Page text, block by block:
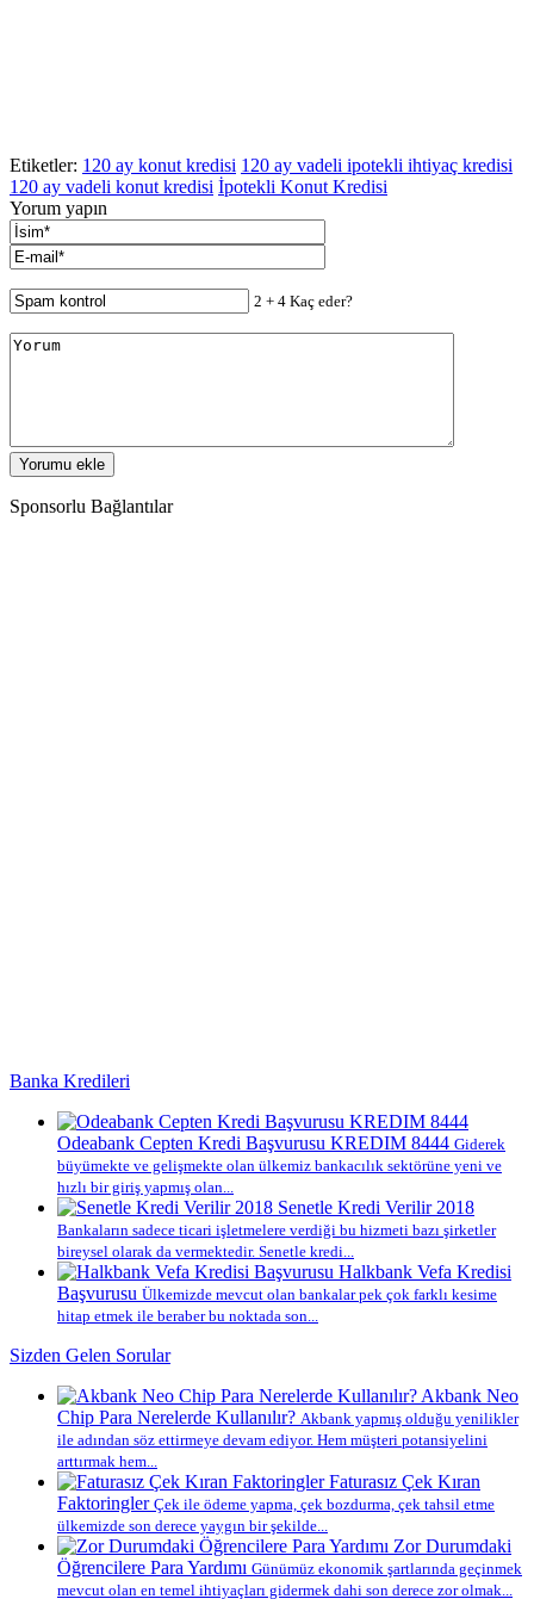
Etiketler: 120 ay konut kredisi 120 ay vadeli ipotekli ihtiyaç kredisi
120 ay vadeli konut kredisi İpotekli Konut Kredisi
Yorum yapın
2 + 4 Kaç eder?
Sponsorlu Bağlantılar
Banka Kredileri
Odeabank Cepten Kredi Başvurusu KREDIM 8444 Giderek
büyümekte ve gelişmekte olan ülkemiz bankacılık sektörüne yeni ve
hızlı bir giriş yapmış olan...
Senetle Kredi Verilir 2018
Bankaların sadece ticari işletmelere verdiği bu hizmeti bazı şirketler
bireysel olarak da vermektedir. Senetle kredi...
Halkbank Vefa Kredisi
Başvurusu Ülkemizde mevcut olan bankalar pek çok farklı kesime
hitap etmek ile beraber bu noktada son...
Sizden Gelen Sorular
Akbank Neo
Chip Para Nerelerde Kullanılır? Akbank yapmış olduğu yenilikler
ile adından söz ettirmeye devam ediyor. Hem müşteri potansiyelini
arttırmak hem...
Faturasız Çek Kıran
Faktoringler Çek ile ödeme yapma, çek bozdurma, çek tahsil etme
ülkemizde son derece yaygın bir şekilde...
Zor Durumdaki
Öğrencilere Para Yardımı Günümüz ekonomik şartlarında geçinmek
mevcut olan en temel ihtiyaçları gidermek dahi son derece zor olmak...